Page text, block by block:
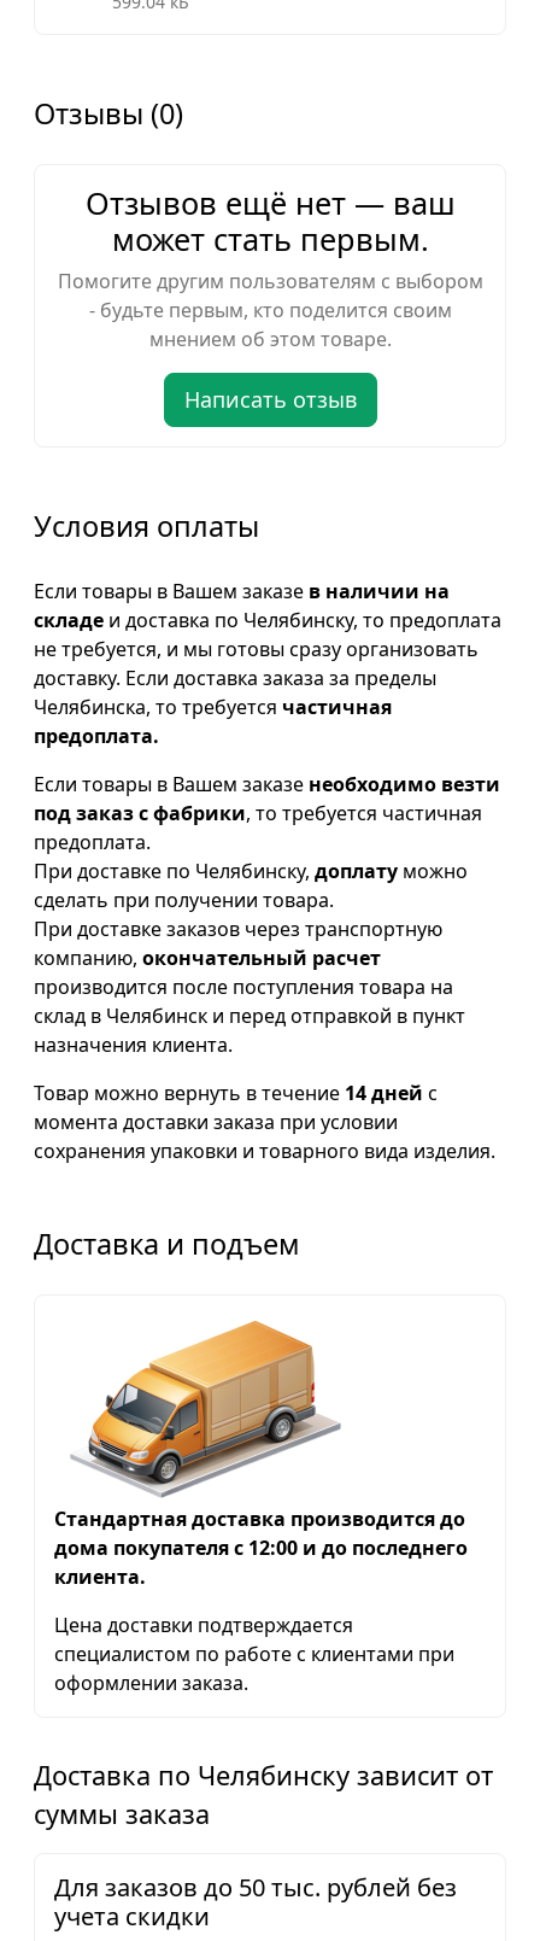
Отзывы (0)
Отзывов ещё нет — ваш
может стать первым.
Помогите другим пользователям с выбором
- будьте первым, кто поделится своим
мнением об этом товаре.
Написать отзыв
Условия оплаты
Если товары в Вашем заказе в наличии на
складе и доставка по Челябинску, то предоплата
не требуется, и мы готовы сразу организовать
доставку. Если доставка заказа за пределы
Челябинска, то требуется частичная
предоплата.
Если товары в Вашем заказе необходимо везти
под заказ с фабрики, то требуется частичная
предоплата.
При доставке по Челябинску, доплату можно
сделать при получении товара.
При доставке заказов через транспортную
компанию, окончательный расчет
производится после поступления товара на
склад в Челябинск и перед отправкой в пункт
назначения клиента.
Товар можно вернуть в течение 14 дней с
момента доставки заказа при условии
сохранения упаковки и товарного вида изделия.
Доставка и подъем
Стандартная доставка производится до
дома покупателя с 12:00 и до последнего
клиента.
Цена доставки подтверждается
специалистом по работе с клиентами при
оформлении заказа.
Доставка по Челябинску зависит от
суммы заказа
Для заказов до 50 тыс. рублей без
учета скидки